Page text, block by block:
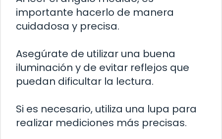
importante hacerlo de manera
cuidadosa y precisa.
Asegúrate de utilizar una buena
iluminación y de evitar reflejos que
puedan dificultar la lectura.
Si es necesario, utiliza una lupa para
realizar mediciones más precisas.